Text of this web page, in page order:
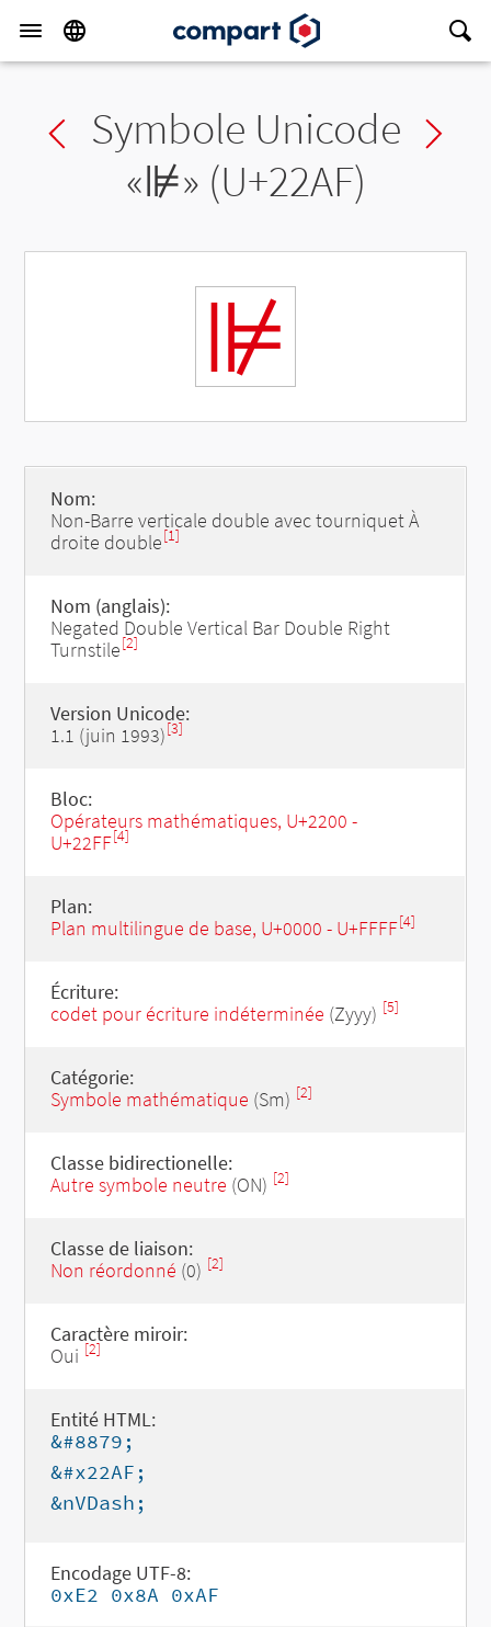
Previous char
Symbole Unicode
«⊯» (U+22AF)
⊯
Nom:
Non-Barre verticale double avec tourniquet À
droite double[1]
Nom (anglais):
Negated Double Vertical Bar Double Right
Turnstile[2]
Version Unicode:
1.1 (juin 1993)[3]
Bloc:
Opérateurs mathématiques, U+2200 -
U+22FF[4]
Plan:
Plan multilingue de base, U+0000 - U+FFFF[4]
Écriture:
codet pour écriture indéterminée (Zyyy) [5]
Catégorie:
Symbole mathématique (Sm) [2]
Classe bidirectionelle:
Autre symbole neutre (ON) [2]
Classe de liaison:
Non réordonné (0) [2]
Caractère miroir:
Oui [2]
Entité HTML:
&#8879;
&#x22AF;
&nVDash;
Encodage UTF-8:
0xE2 0x8A 0xAF